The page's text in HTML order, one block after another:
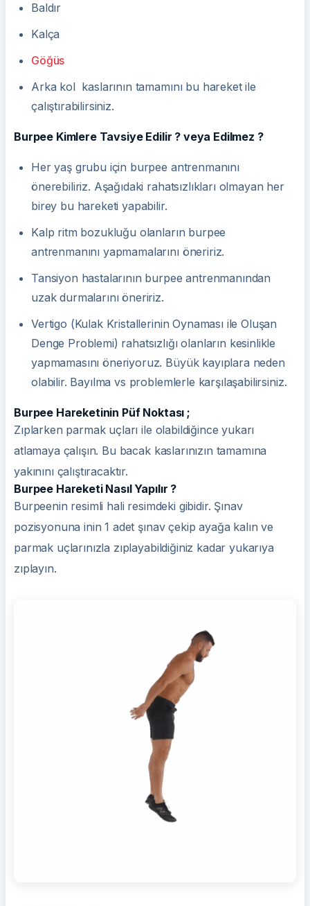
Baldır
Kalça
Göğüs
Arka kol kaslarının tamamını bu hareket ile
çalıştırabilirsiniz.
Burpee Kimlere Tavsiye Edilir ? veya Edilmez ?
Her yaş grubu için burpee antrenmanını
önerebiliriz. Aşağıdaki rahatsızlıkları olmayan her
birey bu hareketi yapabilir.
Kalp ritm bozukluğu olanların burpee
antrenmanını yapmamalarını öneririz.
Tansiyon hastalarının burpee antrenmanından
uzak durmalarını öneririz.
Vertigo (Kulak Kristallerinin Oynaması ile Oluşan
Denge Problemi) rahatsızlığı olanların kesinlikle
yapmamasını öneriyoruz. Büyük kayıplara neden
olabilir. Bayılma vs problemlerle karşılaşabilirsiniz.
Burpee Hareketinin Püf Noktası ;
Zıplarken parmak uçları ile olabildiğince yukarı
atlamaya çalışın. Bu bacak kaslarınızın tamamına
yakınını çalıştıracaktır.
Burpee Hareketi Nasıl Yapılır ?
Burpeenin resimli hali resimdeki gibidir. Şınav
pozisyonuna inin 1 adet şınav çekip ayağa kalın ve
parmak uçlarınızla zıplayabildiğiniz kadar yukarıya
zıplayın.